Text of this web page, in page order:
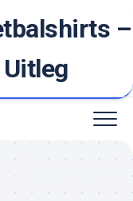
–